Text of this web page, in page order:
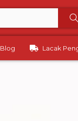
Blog Lacak